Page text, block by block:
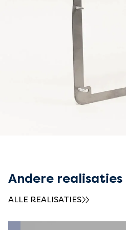
Andere realisaties
ALLE REALISATIES